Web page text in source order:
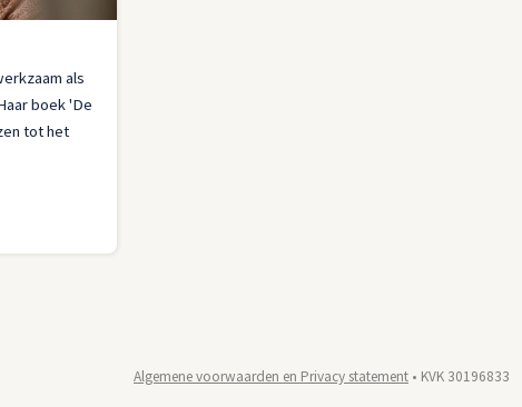
als
boek 'De
tot het
Algemene voorwaarden en Privacy statement • KVK 30196833